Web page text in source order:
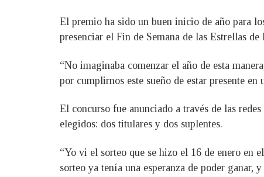
El premio ha sido un buen inicio de año para
presenciar el Fin de Semana de las Estrellas
“No imaginaba comenzar el año de esta
por cumplirnos este sueño de estar presente
El concurso fue anunciado a través de las
elegidos: dos titulares y dos suplentes.
“Yo vi el sorteo que se hizo el 16 de enero en
sorteo ya tenía una esperanza de poder ganar,